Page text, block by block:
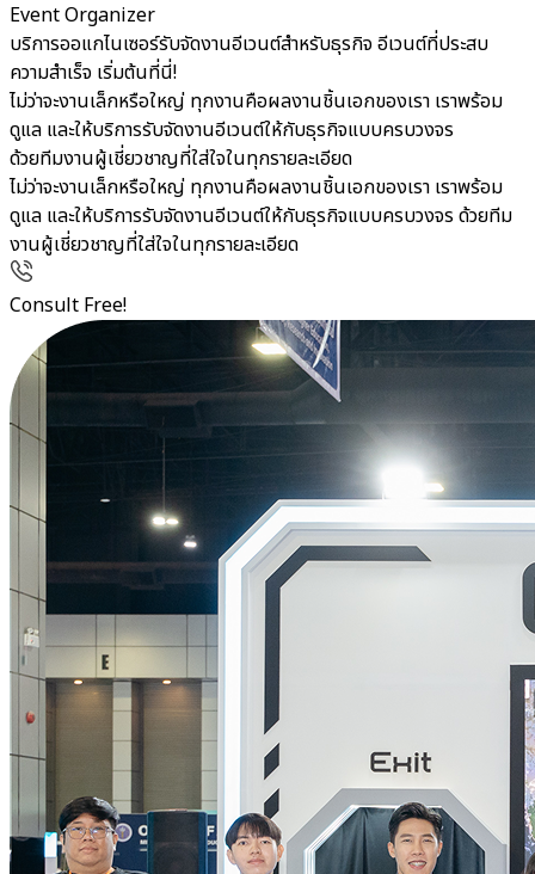
Event Organizer
บริการออแกไนเซอร์รับจัดงานอีเวนต์สำหรับธุรกิจ อีเวนต์ที่ประสบ
ความสำเร็จ เริ่มต้นที่นี่!
ไม่ว่าจะงานเล็กหรือใหญ่ ทุกงานคือผลงานชิ้นเอกของเรา เราพร้อม
ดูแล และให้บริการรับจัดงานอีเวนต์ให้กับธุรกิจแบบครบวงจร
ด้วยทีมงานผู้เชี่ยวชาญที่ใส่ใจในทุกรายละเอียด
ไม่ว่าจะงานเล็กหรือใหญ่ ทุกงานคือผลงานชิ้นเอกของเรา เราพร้อม
ดูแล และให้บริการรับจัดงานอีเวนต์ให้กับธุรกิจแบบครบวงจร ด้วยทีม
งานผู้เชี่ยวชาญที่ใส่ใจในทุกรายละเอียด
Consult Free!